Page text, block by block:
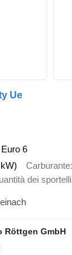
Ue
Euro 6
Carburante
dei sportelli
Röttgen GmbH